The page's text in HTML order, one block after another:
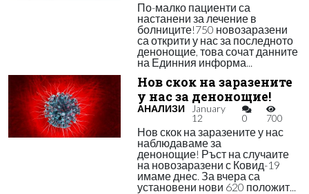
По-малко пациенти са
настанени за лечение в
болниците!750 новозаразени
са открити у нас за последното
денонощие, това сочат данните
на Единния информа...
Нов скок на заразените
у нас за денонощие!
АНАЛИЗИ
January
12
0 700
Нов скок на заразените у нас
наблюдаваме за
денонощие! Ръст на случаите
на новозаразени с Ковид-19
имаме днес. За вчера са
установени нови 620 положит...